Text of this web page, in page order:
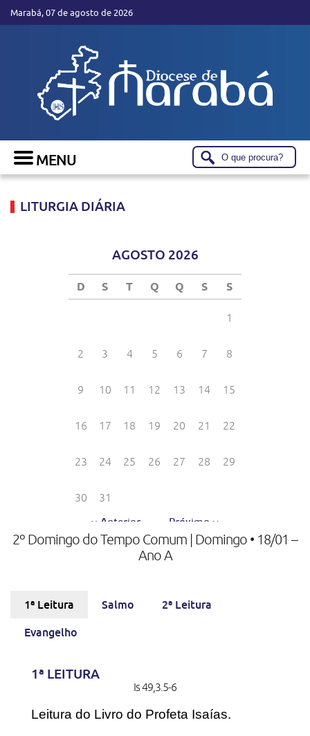
Marabá, 07 de agosto de 2026
LITURGIA DIÁRIA
2º Domingo do Tempo Comum | Domingo • 18/01 –
Ano A
1ª Leitura Salmo
2ª Leitura
Evangelho
1ª LEITURA
Is 49,3.5-6
Leitura do Livro do Profeta Isaías.